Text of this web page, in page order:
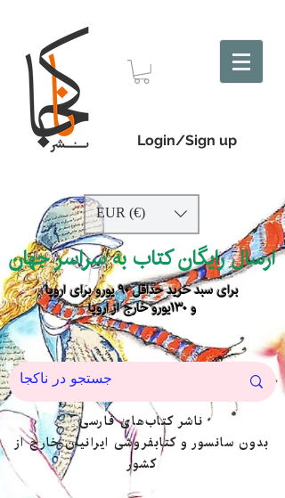
Login/Sign up
EUR (€)
ارسال رایگان کتاب به سراسر جهان
برای سبد خرید حداقل ۹۰ یورو برای اروپا
و ۱۳۰یورو خارج از اروپا
ناشر کتاب‌های فارسی
بدون سانسور و کتابفروشی ایرانیان خارج از
کشور